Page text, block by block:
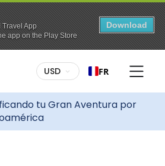
Travel App
app on the Play Store
Download
USD FR
tu Gran Aventura por